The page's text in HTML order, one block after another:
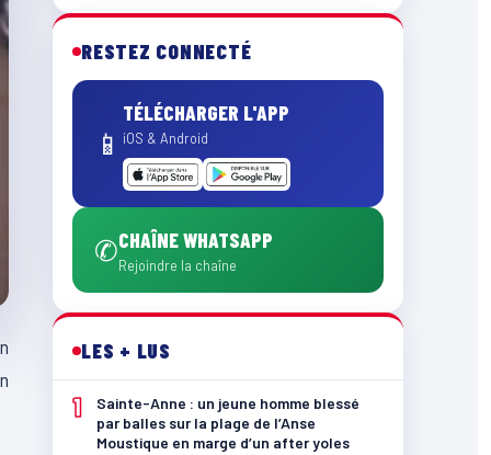
RESTEZ CONNECTÉ
📱
TÉLÉCHARGER L'APP
iOS & Android
✆CHAÎNE WHATSAPP
Rejoindre la chaîne
LES + LUS
1
Sainte-Anne : un jeune homme blessé
par balles sur la plage de l’Anse
Moustique en marge d’un after yoles